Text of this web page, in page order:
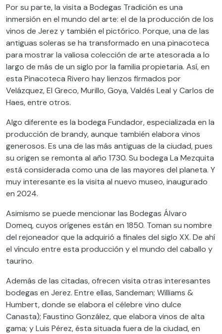
Por su parte, la visita a Bodegas Tradición es una
inmersión en el mundo del arte: el de la producción de los
vinos de Jerez y también el pictórico. Porque, una de las
antiguas soleras se ha transformado en una pinacoteca
para mostrar la valiosa colección de arte atesorada a lo
largo de más de un siglo por la familia propietaria. Así, en
esta Pinacoteca Rivero hay lienzos firmados por
Velázquez, El Greco, Murillo, Goya, Valdés Leal y Carlos de
Haes, entre otros.
Algo diferente es la bodega Fundador, especializada en la
producción de brandy, aunque también elabora vinos
generosos. Es una de las más antiguas de la ciudad, pues
su origen se remonta al año 1730. Su bodega La Mezquita
está considerada como una de las mayores del planeta. Y
muy interesante es la visita al nuevo museo, inaugurado
en 2024.
Asimismo se puede mencionar las Bodegas Álvaro
Domeq, cuyos orígenes están en 1850. Toman su nombre
del rejoneador que la adquirió a finales del siglo XX. De ahí
el vínculo entre esta producción y el mundo del caballo y
taurino.
Además de las citadas, ofrecen visita otras interesantes
bodegas en Jerez. Entre ellas, Sandeman; Williams &
Humbert, donde se elabora el célebre vino dulce
Canasta); Faustino González, que elabora vinos de alta
gama; y Luis Pérez, ésta situada fuera de la ciudad, en